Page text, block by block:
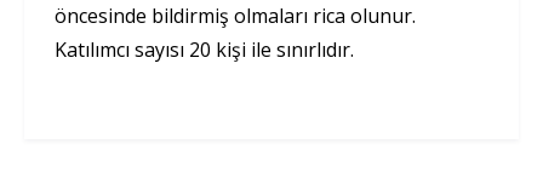
öncesinde bildirmiş olmaları rica olunur.
Katılımcı sayısı 20 kişi ile sınırlıdır.